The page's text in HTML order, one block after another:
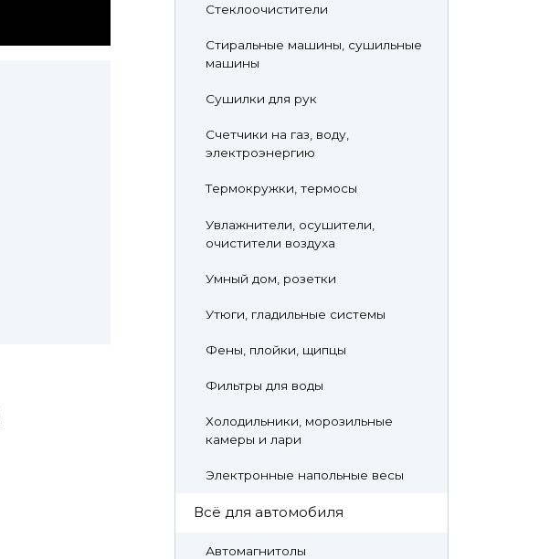
Стеклоочистители
Стиральные машины, сушильные
машины
Сушилки для рук
Счетчики на газ, воду,
электроэнергию
Термокружки, термосы
Увлажнители, осушители,
очистители воздуха
Умный дом, розетки
Утюги, гладильные системы
Фены, плойки, щипцы
Фильтры для воды
Холодильники, морозильные
камеры и лари
Электронные напольные весы
Всё для автомобиля
Автомагнитолы